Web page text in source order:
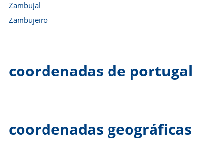
Zambujal
Zambujeiro
coordenadas de portugal
coordenadas geográficas